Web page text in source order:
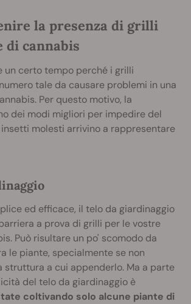
la presenza di grilli
di cannabis
un certo tempo perché i grilli
tale da causare problemi in una
Per questo motivo, la
dei modi migliori per impedire del
molesti arrivino a rappresentare
ed efficace, il telo da giardinaggio
a prova di grilli per le vostre
Può risultare un po' scomodo da
le piante, specialmente se non
struttura a cui appenderlo. Ma a parte
del telo da giardinaggio è
coltivando solo alcune piante di